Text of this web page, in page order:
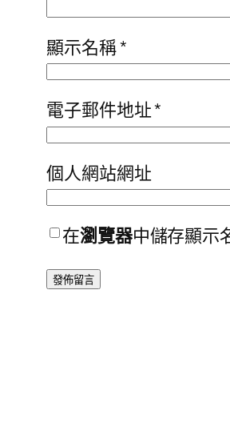
顯示名稱*
電子郵件地址*
個人網站網址
在瀏覽器中儲存顯示